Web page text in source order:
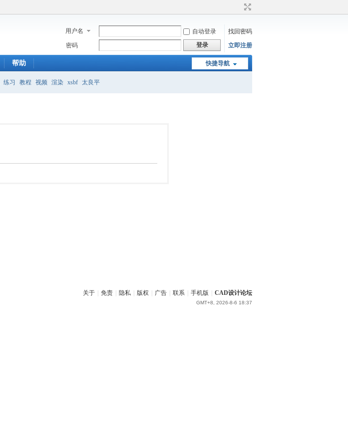
用户名 自动登录
找回密码
密码
登录 立即注册
快捷导航
帮助
练习 教程 视频 渲染 xsbf 太良平
关于 免责 隐私 版权 广告 联系 手机版 CAD设计论坛
GMT+8, 2026-8-6 18:37